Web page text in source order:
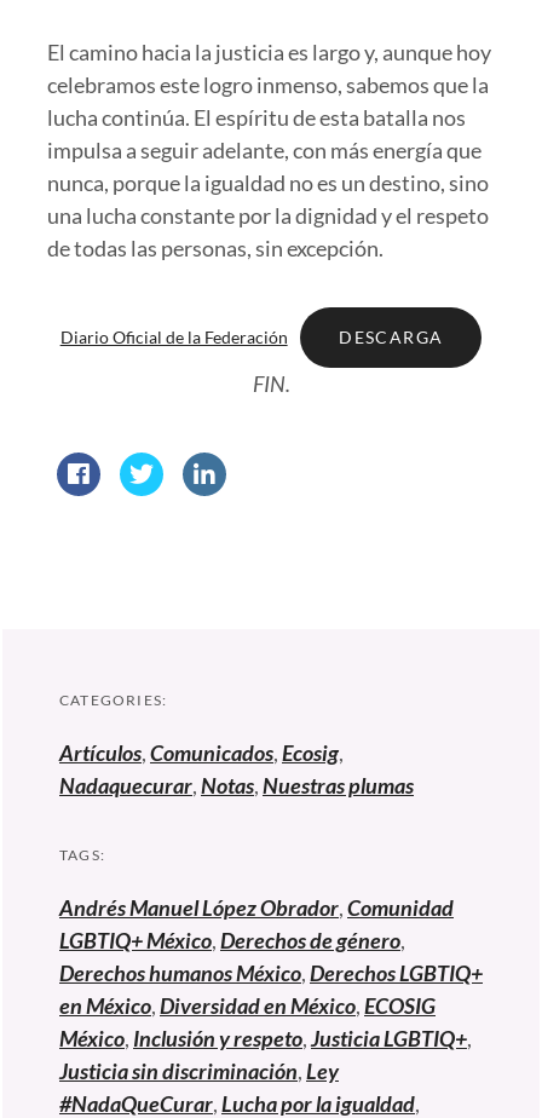
El camino hacia la justicia es largo y, aunque hoy
celebramos este logro inmenso, sabemos que la
lucha continúa. El espíritu de esta batalla nos
impulsa a seguir adelante, con más energía que
nunca, porque la igualdad no es un destino, sino
una lucha constante por la dignidad y el respeto
de todas las personas, sin excepción.
Diario Oficial de la Federación DESCARGA
FIN.
CATEGORIES:
Artículos,Comunicados,Ecosig,
Nadaquecurar,Notas,Nuestras plumas
TAGS:
Andrés Manuel López Obrador,Comunidad
LGBTIQ+ México,Derechos de género,
Derechos humanos México,Derechos LGBTIQ+
en México,Diversidad en México,ECOSIG
México, Inclusión y respeto,Justicia LGBTIQ+,
Justicia sin discriminación,Ley
#NadaQueCurar,Lucha por la igualdad,